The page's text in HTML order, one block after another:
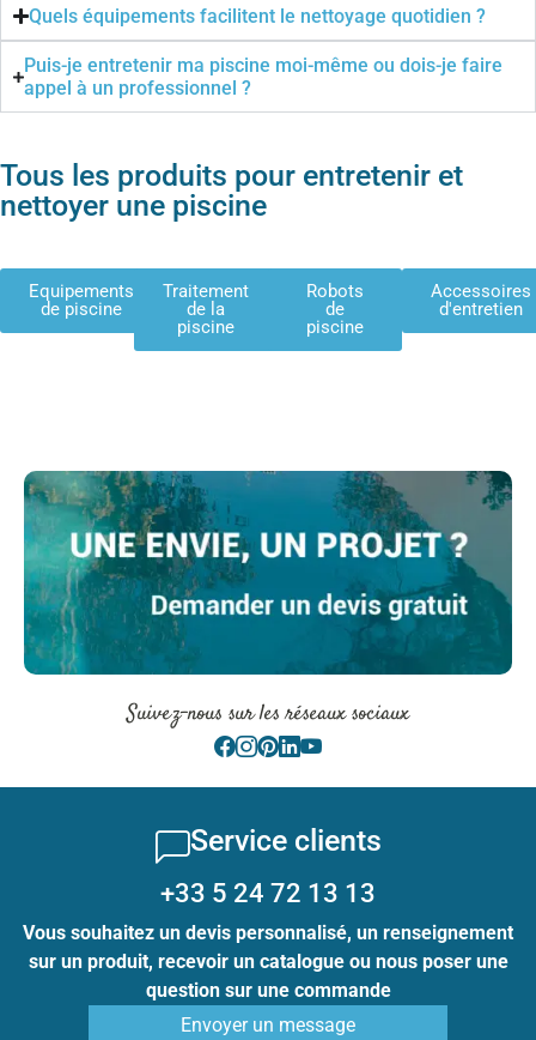
Quels équipements facilitent le nettoyage quotidien ?
Puis-je entretenir ma piscine moi-même ou dois-je faire
appel à un professionnel ?
Tous les produits pour entretenir et
nettoyer une piscine
Equipements
de piscine
Traitement
de la
piscine
Robots
de
piscine
Accessoires
d'entretien
Suivez-nous sur les réseaux sociaux
Service clients
+33 5 24 72 13 13
Vous souhaitez un devis personnalisé, un renseignement
sur un produit, recevoir un catalogue ou nous poser une
question sur une commande
Envoyer un message